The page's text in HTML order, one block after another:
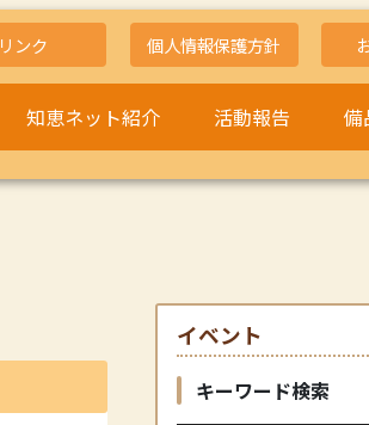
リンク 個人情報保護方針
知恵ネット紹介 活動報告 備
イベント
キーワード検索